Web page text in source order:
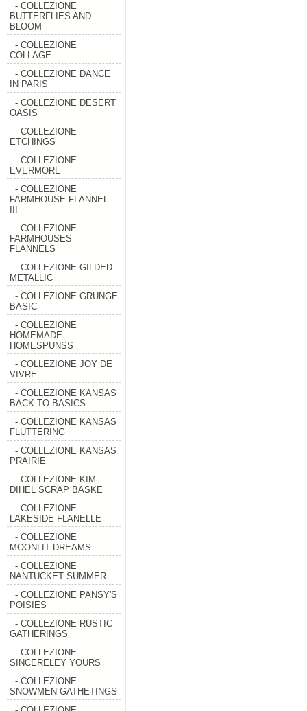
- COLLEZIONE
BUTTERFLIES AND
BLOOM
- COLLEZIONE
COLLAGE
- COLLEZIONE DANCE
IN PARIS
- COLLEZIONE DESERT
OASIS
- COLLEZIONE
ETCHINGS
- COLLEZIONE
EVERMORE
- COLLEZIONE
FARMHOUSE FLANNEL
- COLLEZIONE
FARMHOUSES
FLANNELS
- COLLEZIONE GILDED
METALLIC
- COLLEZIONE GRUNGE
BASIC
- COLLEZIONE
HOMEMADE
HOMESPUNSS
- COLLEZIONE JOY DE
VIVRE
- COLLEZIONE KANSAS
BACK TO BASICS
- COLLEZIONE KANSAS
FLUTTERING
- COLLEZIONE KANSAS
PRAIRIE
- COLLEZIONE KIM
DIHEL SCRAP BASKE
- COLLEZIONE
LAKESIDE FLANELLE
- COLLEZIONE
MOONLIT DREAMS
- COLLEZIONE
NANTUCKET SUMMER
- COLLEZIONE PANSY'S
POISIES
- COLLEZIONE RUSTIC
GATHERINGS
- COLLEZIONE
SINCERELEY YOURS
- COLLEZIONE
SNOWMEN GATHETINGS